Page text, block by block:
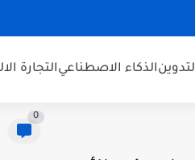
الذكاء الاصطناعيالتجارة
0